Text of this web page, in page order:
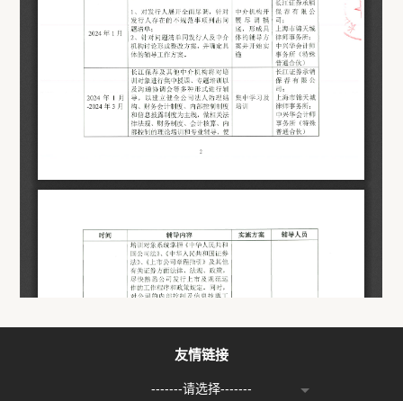
友情链接
-------请选择-------